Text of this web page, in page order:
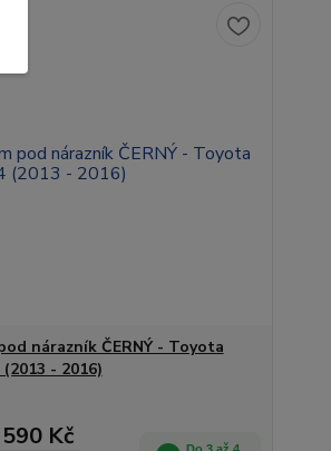
nárazník ČERNÝ - Toyota
(2013 - 2016)
Kč